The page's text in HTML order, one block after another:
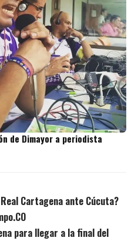
de Dimayor a periodista
Cartagena ante Cúcuta?
para llegar a la final del